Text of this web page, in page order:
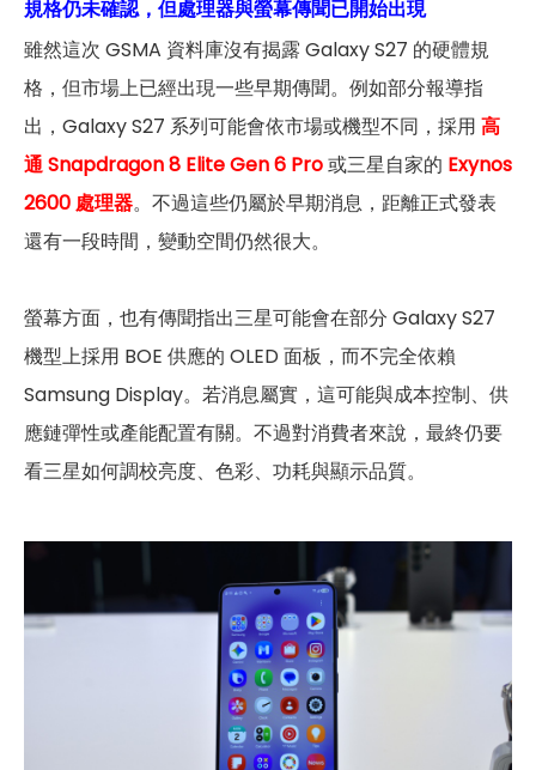
規格仍未確認，但處理器與螢幕傳聞已開始出現
雖然這次 GSMA 資料庫沒有揭露 Galaxy S27 的硬體規
格，但市場上已經出現一些早期傳聞。例如部分報導指
出，Galaxy S27 系列可能會依市場或機型不同，採用 高
通 Snapdragon 8 Elite Gen 6 Pro或三星自家的 Exynos
2600 處理器。不過這些仍屬於早期消息，距離正式發表
還有一段時間，變動空間仍然很大。
螢幕方面，也有傳聞指出三星可能會在部分 Galaxy S27
機型上採用 BOE 供應的 OLED 面板，而不完全依賴
Samsung Display。若消息屬實，這可能與成本控制、供
應鏈彈性或產能配置有關。不過對消費者來說，最終仍要
看三星如何調校亮度、色彩、功耗與顯示品質。